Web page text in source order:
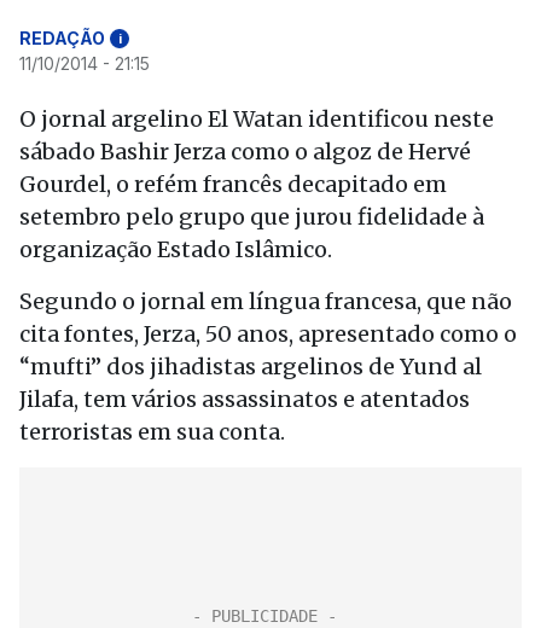
REDAÇÃO i
11/10/2014 - 21:15
O jornal argelino El Watan identificou neste
sábado Bashir Jerza como o algoz de Hervé
Gourdel, o refém francês decapitado em
setembro pelo grupo que jurou fidelidade à
organização Estado Islâmico.
Segundo o jornal em língua francesa, que não
cita fontes, Jerza, 50 anos, apresentado como o
“mufti” dos jihadistas argelinos de Yund al
Jilafa, tem vários assassinatos e atentados
terroristas em sua conta.